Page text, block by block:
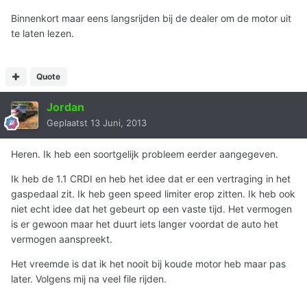
Binnenkort maar eens langsrijden bij de dealer om de motor uit
te laten lezen.
Quote
Jordan
Geplaatst 13 Juni, 2013
Heren. Ik heb een soortgelijk probleem eerder aangegeven.
Ik heb de 1.1 CRDI en heb het idee dat er een vertraging in het
gaspedaal zit. Ik heb geen speed limiter erop zitten. Ik heb ook
niet echt idee dat het gebeurt op een vaste tijd. Het vermogen
is er gewoon maar het duurt iets langer voordat de auto het
vermogen aanspreekt.
Het vreemde is dat ik het nooit bij koude motor heb maar pas
later. Volgens mij na veel file rijden.